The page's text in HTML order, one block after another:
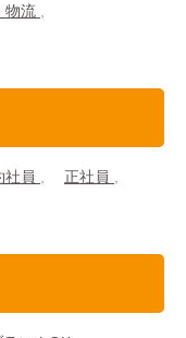
物流
社員
正社員